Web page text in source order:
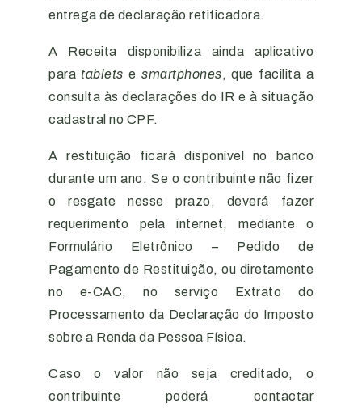
entrega de declaração retificadora.
A Receita disponibiliza ainda aplicativo
para tablets e smartphones, que facilita a
consulta às declarações do IR e à situação
cadastral no CPF.
A restituição ficará disponível no banco
durante um ano. Se o contribuinte não fizer
o resgate nesse prazo, deverá fazer
requerimento pela internet, mediante o
Formulário Eletrônico – Pedido de
Pagamento de Restituição, ou diretamente
no e-CAC, no serviço Extrato do
Processamento da Declaração do Imposto
sobre a Renda da Pessoa Física.
Caso o valor não seja creditado, o
contribuinte poderá contactar